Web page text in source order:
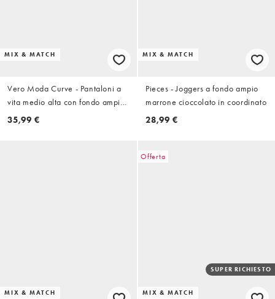
MIX & MATCH
Vero Moda Curve - Pantaloni a
vita medio alta con fondo ampio
neri con stampa astratta di
35,99 €
MIX & MATCH
Pieces - Joggers a fondo ampio
marrone cioccolato in coordinato
28,99 €
MIX & MATCH
Offerta
MIX & MATCH
SUPER RICHIESTO